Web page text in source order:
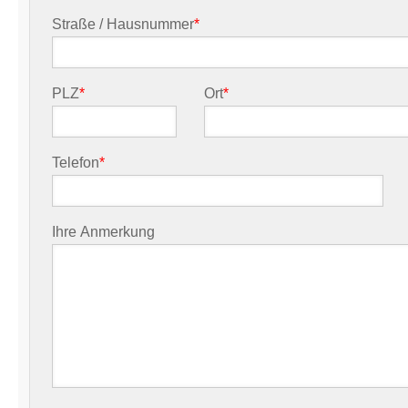
Straße / Hausnummer*
PLZ* Ort*
Telefon*
Ihre Anmerkung